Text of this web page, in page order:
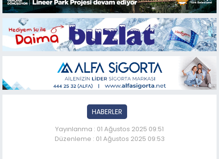
HABERLER
Yayınlanma : 01 Ağustos 2025 09:51
Düzenleme : 01 Ağustos 2025 09:53